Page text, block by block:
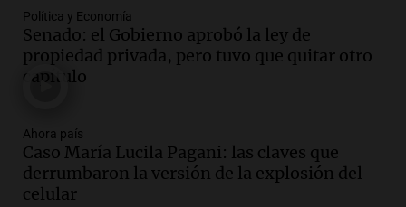
Episodios
Audio. El Polo Obrero marcha en
Córdoba pidiendo trabajo genuino y
mejoras en programas sociales
Audio.La marcha de gremios y
organizaciones sociales por San
Cayetano avanza hacia el Monumento
Política y Economía
Senado: el Gobierno aprobó la ley de
propiedad privada, pero tuvo que quitar otro
capítulo
Ahora país
Caso María Lucila Pagani: las claves que
derrumbaron la versión de la explosión del
celular